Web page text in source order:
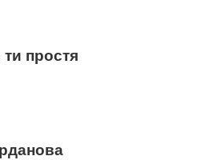
простя